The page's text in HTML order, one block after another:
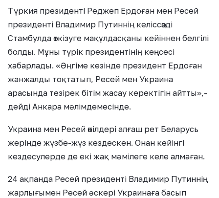
Түркия президенті Реджеп Ердоған мен Ресей
президенті Владимир Путиннің келіссөзді
Стамбулда өткізуге мақұлдасқаны кейіннен белгілі
болды. Мұны түрік президентінің кеңсесі
хабарлады. «Әңгіме кезінде президент Ердоған
жанжалды тоқтатып, Ресей мен Украина
арасында тезірек бітім жасау керектігін айтты»,-
дейді Анкара мәлімдемесінде.
Украина мен Ресей өкілдері алғаш рет Беларусь
жерінде жүзбе-жүз кездескен. Онан кейінгі
кездесулерде де екі жақ мәмілеге келе алмаған.
24 ақпанда Ресей президенті Владимир Путиннің
жарлығымен Ресей әскері Украинаға басып